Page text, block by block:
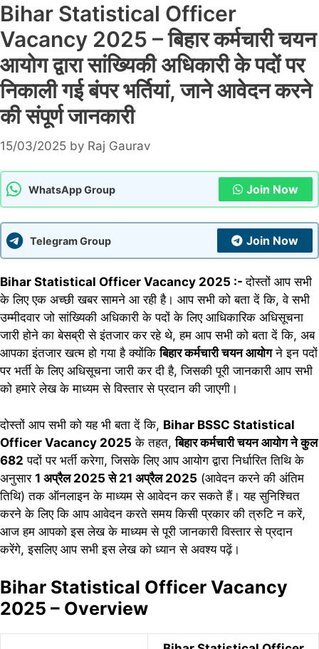
Bihar Statistical Officer
Vacancy 2025 – बिहार कर्मचारी चयन
आयोग द्वारा सांख्यिकी अधिकारी के पदों पर
निकाली गई बंपर भर्तियां, जाने आवेदन करने
की संपूर्ण जानकारी
15/03/2025 by Raj Gaurav
WhatsApp Group Join Now
Telegram Group Join Now
Bihar Statistical Officer Vacancy 2025 :-दोस्तों आप सभी
के लिए एक अच्छी खबर सामने आ रही है। आप सभी को बता दें कि, वे सभी
उम्मीदवार जो सांख्यिकी अधिकारी के पदों के लिए आधिकारिक अधिसूचना
जारी होने का बेसब्री से इंतजार कर रहे थे, हम आप सभी को बता दें कि, अब
आपका इंतजार खत्म हो गया है क्योंकिबिहार कर्मचारी चयन आयोगने इन पदों
पर भर्ती के लिए अधिसूचना जारी कर दी है, जिसकी पूरी जानकारी आप सभी
को हमारे लेख के माध्यम से विस्तार से प्रदान की जाएगी।
दोस्तों आप सभी को यह भी बता दें कि, Bihar BSSC Statistical
Officer Vacancy 2025 के तहत,बिहार कर्मचारी चयन आयोग ने कुल
682 पदों पर भर्ती करेगा, जिसके लिए आप आयोग द्वारा निर्धारित तिथि के
अनुसार 1 अप्रैल 2025 से 21 अप्रैल 2025 (आवेदन करने की अंतिम
तिथि) तक ऑनलाइन के माध्यम से आवेदन कर सकते हैं। यह सुनिश्चित
करने के लिए कि आप आवेदन करते समय किसी प्रकार की त्रुटि न करें,
आज हम आपको इस लेख के माध्यम से पूरी जानकारी विस्तार से प्रदान
करेंगे, इसलिए आप सभी इस लेख को ध्यान से अवश्य पढ़ें।
Bihar Statistical Officer Vacancy
2025 – Overview